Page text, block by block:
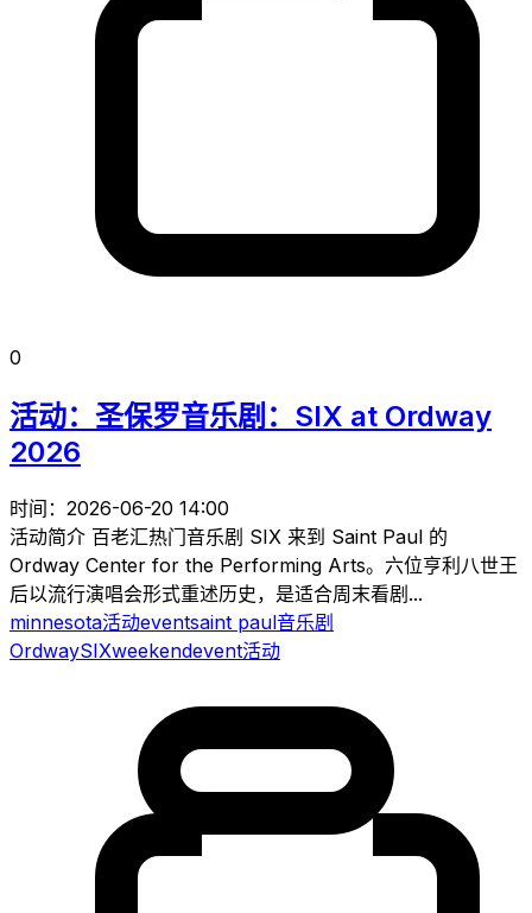
0
活动：圣保罗音乐剧：SIX at Ordway
2026
时间：2026-06-20 14:00
活动简介 百老汇热门音乐剧 SIX 来到 Saint Paul 的
Ordway Center for the Performing Arts。六位亨利八世王
后以流行演唱会形式重述历史，是适合周末看剧...
minnesota活动eventsaint paul音乐剧
OrdwaySIXweekendevent活动